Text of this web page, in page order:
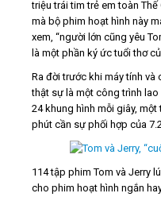
triệu trái tim trẻ em toàn
mà bộ phim hoạt hình này
xem, “người lớn cũng yêu
là một phần ký ức tuổi thơ
Ra đời trước khi máy tính
thật sự là một công trình
24 khung hình mỗi giây,
phút cần sự phối hợp của
114 tập phim Tom và Jerry
cho phim hoạt hình ngắn